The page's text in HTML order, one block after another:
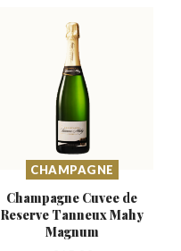
CHAMPAGNE
Champagne Cuvee de
Reserve Tanneux Mahy
Magnum